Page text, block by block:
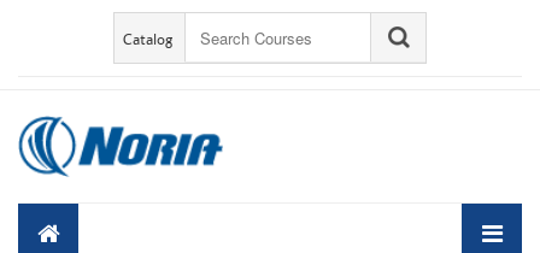
Saltar al contenido principal
Catalog